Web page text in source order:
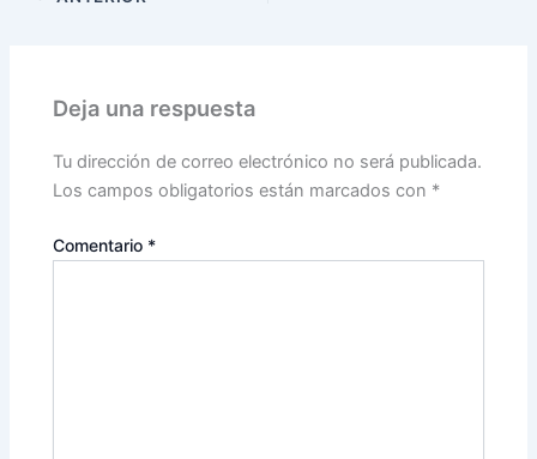
Deja una respuesta
Tu dirección de correo electrónico no será publicada.
Los campos obligatorios están marcados con *
Comentario *